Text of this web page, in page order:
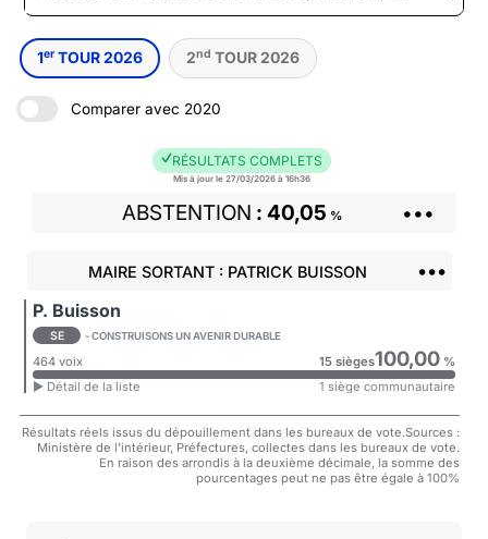
1er TOUR 2026 2nd TOUR 2026
Comparer avec 2020
RÉSULTATS COMPLETS
Mis à jour le 27/03/2026 à 16h36
ABSTENTION 40,05 % •••
MAIRE SORTANT : PATRICK BUISSON •••
P. Buisson
SE - CONSTRUISONS UN AVENIR DURABLE
464 voix 15 sièges100,00%
► Détail de la liste
1 siège communautaire
Résultats réels issus du dépouillement dans les bureaux de vote.Sources :
Ministère de l'intérieur, Préfectures, collectes dans les bureaux de vote.
En raison des arrondis à la deuxième décimale, la somme des
pourcentages peut ne pas être égale à 100%